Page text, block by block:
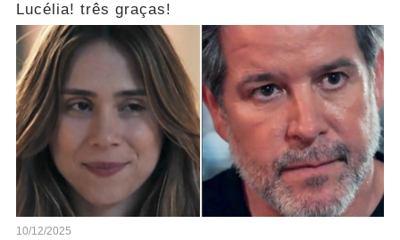
Lucélia! três graças!
10/12/2025